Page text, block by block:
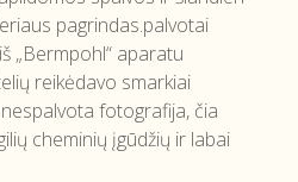
pagrindas.palvotai
„Bermpohl“ aparatu
reikėdavo smarkiai
fotografija, čia
cheminių įgūdžių ir labai